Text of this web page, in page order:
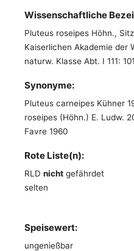
Wissenschaftliche
Pluteus roseipes Höhn.,
Kaiserlichen Akademie der
naturw. Klasse Abt. I 111:
Synonyme:
Pluteus carneipes Kühner
roseipes (Höhn.) E. Ludw.
Favre 1960
Rote Liste(n):
RLD nicht gefährdet
selten
Speisewert:
ungenießbar